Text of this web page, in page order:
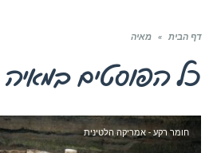
דף הבית » מאיה
כל הפוסטים במאיה
חומר רקע - אמריקה הלטינית